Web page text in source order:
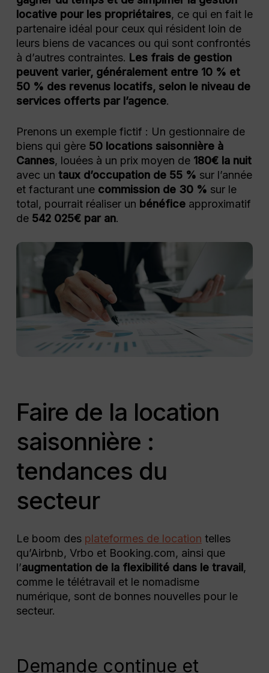
locative pour les propriétaires, ce qui en fait le
partenaire idéal pour ceux qui résident loin de
leurs biens de vacances ou qui sont confrontés
à d’autres contraintes. Les frais de gestion
peuvent varier, généralement entre 10 % et
50 % des revenus locatifs, selon le niveau de
services offerts par l’agence.
Prenons un exemple fictif : Un gestionnaire de
biens qui gère 50 locations saisonnière à
Cannes, louées à un prix moyen de 180€ la nuit
avec un taux d’occupation de 55 % sur l’année
et facturant une commission de 30 % sur le
total, pourrait réaliser un bénéficeapproximatif
de 542 025€ par an.
Faire de la location
saisonnière :
tendances du
secteur
Le boom des plateformes de location telles
qu’Airbnb, Vrbo et Booking.com, ainsi que
l’augmentation de la flexibilité dans le travail,
comme le télétravail et le nomadisme
numérique, sont de bonnes nouvelles pour le
secteur.
Demande continue et